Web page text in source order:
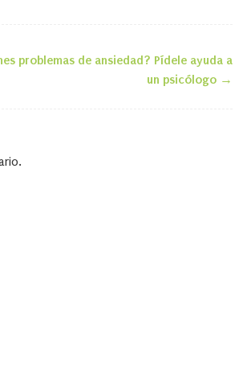
problemas de ansiedad? Pídele ayuda a
un psicólogo →